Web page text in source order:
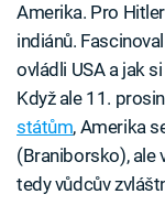
Amerika. Pro
indiánů.
ovládli USA a jak
Když ale 11.
státům, Amerika
(Braniborsko), ale
tedy vůdcův